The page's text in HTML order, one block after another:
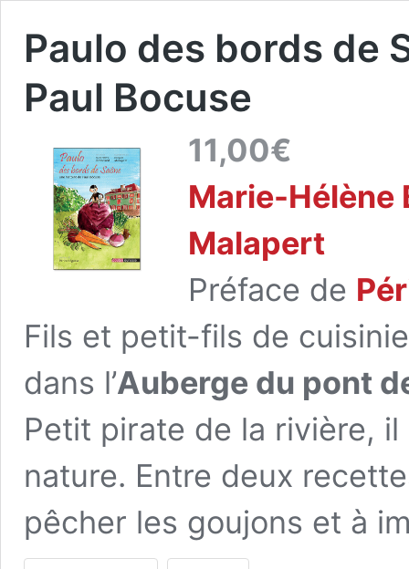
Paulo des bords de
Paul Bocuse
11,00€
Marie-Hélène
Malapert
Préface de
Fils et petit-fils de
dans l’Auberge du pont
Petit pirate de la rivière,
nature. Entre deux
pêcher les goujons et à